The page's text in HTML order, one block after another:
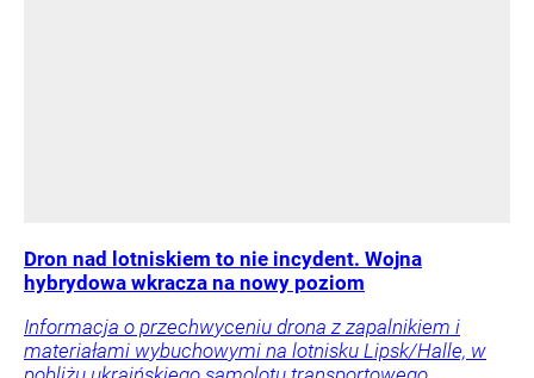
Dron nad lotniskiem to nie incydent. Wojna
hybrydowa wkracza na nowy poziom
Informacja o przechwyceniu drona z zapalnikiem i
materiałami wybuchowymi na lotnisku Lipsk/Halle, w